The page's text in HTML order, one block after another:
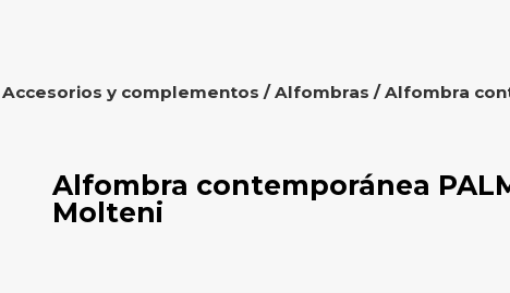
Accesorios y complementos /Alfombras / Alfombra
Alfombra contemporánea
Molteni